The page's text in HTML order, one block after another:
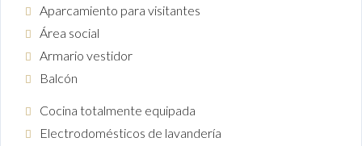
Aparcamiento para visitantes
Área social
Armario vestidor
Balcón
Cocina totalmente equipada
Electrodomésticos de lavandería